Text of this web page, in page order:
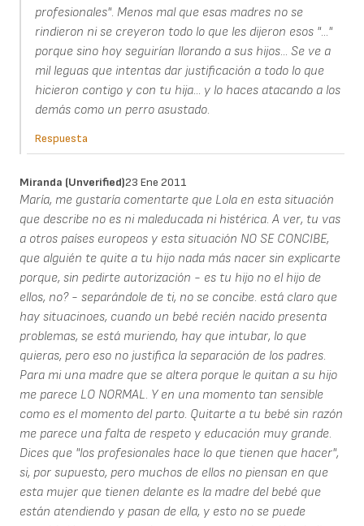
profesionales". Menos mal que esas madres no se
rindieron ni se creyeron todo lo que les dijeron esos "..."
porque sino hoy seguirían llorando a sus hijos... Se ve a
mil leguas que intentas dar justificación a todo lo que
hicieron contigo y con tu hija... y lo haces atacando a los
demás como un perro asustado.
Respuesta
Miranda (unverified)23 Ene 2011
María, me gustaría comentarte que Lola en esta situación
que describe no es ni maleducada ni histérica. A ver, tu vas
a otros países europeos y esta situación NO SE CONCIBE,
que alguién te quite a tu hijo nada más nacer sin explicarte
porque, sin pedirte autorización - es tu hijo no el hijo de
ellos, no? - separándole de ti, no se concibe. está claro que
hay situacinoes, cuando un bebé recién nacido presenta
problemas, se está muriendo, hay que intubar, lo que
quieras, pero eso no justifica la separación de los padres.
Para mi una madre que se altera porque le quitan a su hijo
me parece LO NORMAL. Y en una momento tan sensible
como es el momento del parto. Quitarte a tu bebé sin razón
me parece una falta de respeto y educación muy grande.
Dices que "los profesionales hace lo que tienen que hacer",
si, por supuesto, pero muchos de ellos no piensan en que
esta mujer que tienen delante es la madre del bebé que
están atendiendo y pasan de ella, y esto no se puede